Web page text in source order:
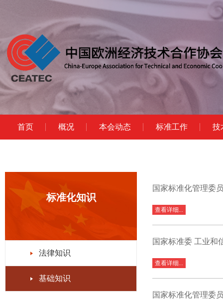
首页 概况 本会动态 标准工作 技
国家标准化管理委
查看详细...
国家标准委 工业和
查看详细...
国家标准化管理委
标准化知识
法律知识
基础知识